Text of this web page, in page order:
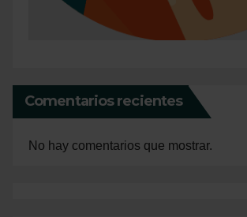
Comentarios recientes
No hay comentarios que mostrar.